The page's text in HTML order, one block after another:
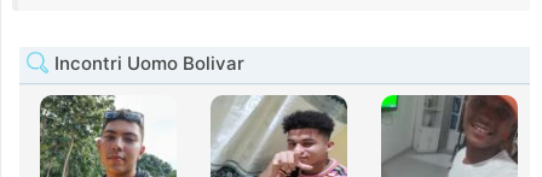
Incontri Uomo Bolivar